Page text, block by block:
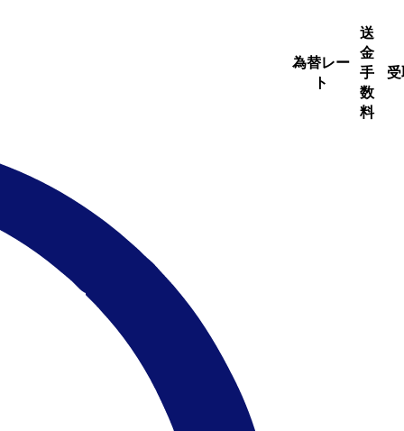
為替レー
ト
送
金
手
数
料